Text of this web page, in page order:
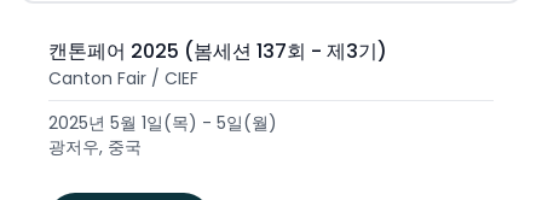
캔톤페어 2025 (봄세션 137회 - 제3기)
Canton Fair / CIEF
2025년 5월 1일(목) - 5일(월)
광저우, 중국